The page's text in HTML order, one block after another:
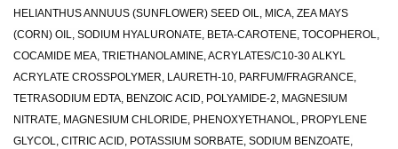
HELIANTHUS ANNUUS (SUNFLOWER) SEED OIL, MICA, ZEA MAYS
(CORN) OIL, SODIUM HYALURONATE, BETA-CAROTENE, TOCOPHEROL,
COCAMIDE MEA, TRIETHANOLAMINE, ACRYLATES/C10-30 ALKYL
ACRYLATE CROSSPOLYMER, LAURETH-10, PARFUM/FRAGRANCE,
TETRASODIUM EDTA, BENZOIC ACID, POLYAMIDE-2, MAGNESIUM
NITRATE, MAGNESIUM CHLORIDE, PHENOXYETHANOL, PROPYLENE
GLYCOL, CITRIC ACID, POTASSIUM SORBATE, SODIUM BENZOATE,